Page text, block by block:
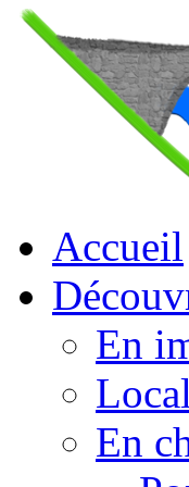
Accueil
En
En